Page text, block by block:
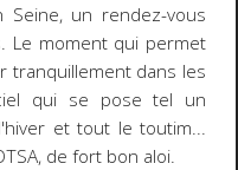
un rendez-vous
Le moment qui permet
tranquillement dans les
qui se pose tel un
et tout le toutim...
de fort bon aloi.